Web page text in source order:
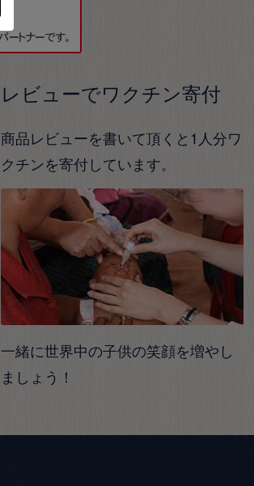
レビューでワクチン寄付
商品レビューを書いて頂くと1人分ワ
クチンを寄付しています。
一緒に世界中の子供の笑顔を増やし
ましょう！